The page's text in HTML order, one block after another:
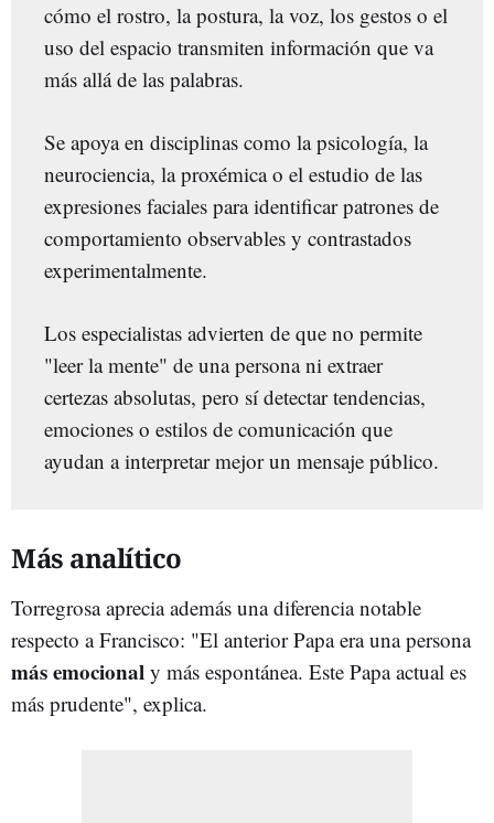
cómo el rostro, la postura, la voz, los gestos o el
uso del espacio transmiten información que va
más allá de las palabras.
Se apoya en disciplinas como la psicología, la
neurociencia, la proxémica o el estudio de las
expresiones faciales para identificar patrones de
comportamiento observables y contrastados
experimentalmente.
Los especialistas advierten de que no permite
"leer la mente" de una persona ni extraer
certezas absolutas, pero sí detectar tendencias,
emociones o estilos de comunicación que
ayudan a interpretar mejor un mensaje público.
Más analítico
Torregrosa aprecia además una diferencia notable
respecto a Francisco: "El anterior Papa era una persona
más emocional y más espontánea. Este Papa actual es
más prudente", explica.